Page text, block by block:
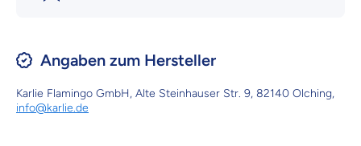
Angaben zum Hersteller
Karlie Flamingo GmbH, Alte Steinhauser Str. 9, 82140 Olching,
info@karlie.de